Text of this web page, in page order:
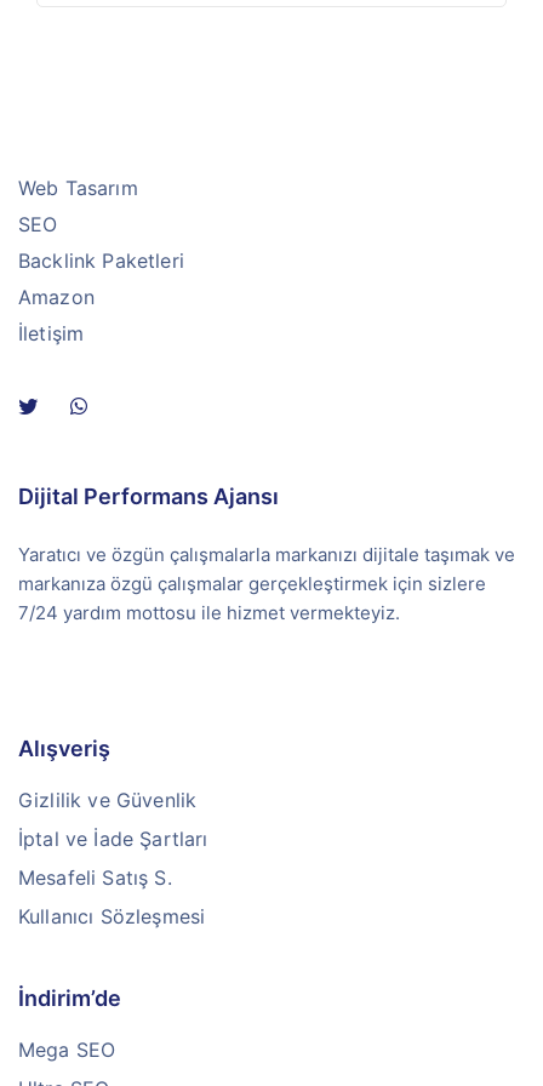
Web Tasarım
SEO
Backlink Paketleri
Amazon
İletişim
Dijital Performans Ajansı
Yaratıcı ve özgün çalışmalarla markanızı dijitale taşımak ve
markanıza özgü çalışmalar gerçekleştirmek için sizlere
7/24 yardım mottosu ile hizmet vermekteyiz.
Alışveriş
Gizlilik ve Güvenlik
İptal ve İade Şartları
Mesafeli Satış S.
Kullanıcı Sözleşmesi
İndirim’de
Mega SEO